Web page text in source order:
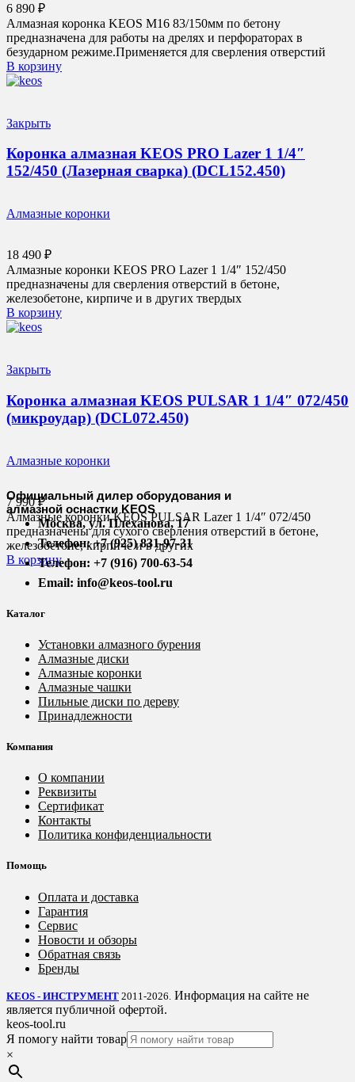
6 890 ₽
Алмазная коронка KEOS М16 83/150мм по бетону
предназначена для работы на дрелях и перфораторах в
безударном режиме.Применяется для сверления отверстий
В корзину
Закрыть
Коронка алмазная KEOS PRO Lazer 1 1/4″
152/450 (Лазерная сварка) (DCL152.450)
Алмазные коронки
18 490 ₽
Алмазные коронки KEOS PRO Lazer 1 1/4″ 152/450
предназначены для сверления отверстий в бетоне,
железобетоне, кирпиче и в других твердых
В корзину
Закрыть
Коронка алмазная KEOS PULSAR 1 1/4″ 072/450
(микроудар) (DCL072.450)
Алмазные коронки
7 990₽
Алмазные коронки KEOS PULSAR Lazer 1 1/4″ 072/450
предназначены для сухого сверления отверстий в бетоне,
железобетоне, кирпиче и в других
В корзину
Официальный дилер оборудования и
алмазной оснастки KEOS
Москва, ул. Плеханова, 17
Телефон: +7 (925) 831-97-31
Телефон: +7 (916) 700-63-54
Email: info@keos-tool.ru
Каталог
Установки алмазного бурения
Алмазные диски
Алмазные коронки
Алмазные чашки
Пильные диски по дереву
Принадлежности
Компания
О компании
Реквизиты
Сертификат
Контакты
Политика конфиденциальности
Помощь
Оплата и доставка
Гарантия
Сервис
Новости и обзоры
Обратная связь
Бренды
KEOS - ИНСТРУМЕНТ 2011-2026. Информация на сайте не
является публичной офертой.
keos-tool.ru
Я помогу найти товар
×